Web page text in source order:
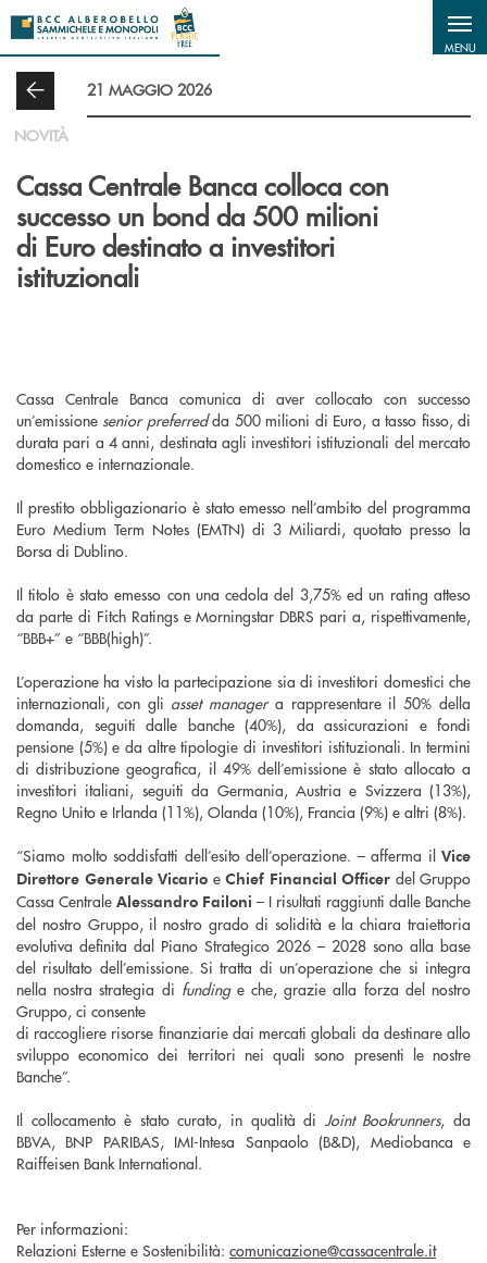
Salta al contenuto principale
MENU
21 MAGGIO 2026
NOVITÀ
Cassa Centrale Banca colloca con
successo un bond da 500 milioni
di Euro destinato a investitori
istituzionali
Cassa Centrale Banca comunica di aver collocato con successo
un’emissione senior preferredda 500 milioni di Euro, a tasso fisso, di
durata pari a 4 anni, destinata agli investitori istituzionali del mercato
domestico e internazionale.
Il prestito obbligazionario è stato emesso nell’ambito del programma
Euro Medium Term Notes (EMTN) di 3 Miliardi, quotato presso la
Borsa di Dublino.
Il titolo è stato emesso con una cedola del 3,75% ed un rating atteso
da parte di Fitch Ratings e Morningstar DBRS pari a, rispettivamente,
“BBB+” e “BBB(high)”.
L’operazione ha visto la partecipazione sia di investitori domestici che
internazionali, con gli asset managera rappresentare il 50% della
domanda, seguiti dalle banche (40%), da assicurazioni e fondi
pensione (5%) e da altre tipologie di investitori istituzionali. In termini
di distribuzione geografica, il 49% dell’emissione è stato allocato a
investitori italiani, seguiti da Germania, Austria e Svizzera (13%),
Regno Unito e Irlanda (11%), Olanda (10%), Francia (9%) e altri (8%).
“Siamo molto soddisfatti dell’esito dell’operazione. – afferma il Vice
Direttore Generale Vicario e Chief Financial Officer del Gruppo
Cassa Centrale Alessandro Failoni – I risultati raggiunti dalle Banche
del nostro Gruppo, il nostro grado di solidità e la chiara traiettoria
evolutiva definita dal Piano Strategico 2026 – 2028 sono alla base
del risultato dell’emissione. Si tratta di un’operazione che si integra
nella nostra strategia di fundinge che, grazie alla forza del nostro
Gruppo, ci consente
di raccogliere risorse finanziarie dai mercati globali da destinare allo
sviluppo economico dei territori nei quali sono presenti le nostre
Banche”.
Il collocamento è stato curato, in qualità di Joint Bookrunners, da
BBVA, BNP PARIBAS, IMI-Intesa Sanpaolo (B&D), Mediobanca e
Raiffeisen Bank International.
Per informazioni:
Relazioni Esterne e Sostenibilità: comunicazione@cassacentrale.it